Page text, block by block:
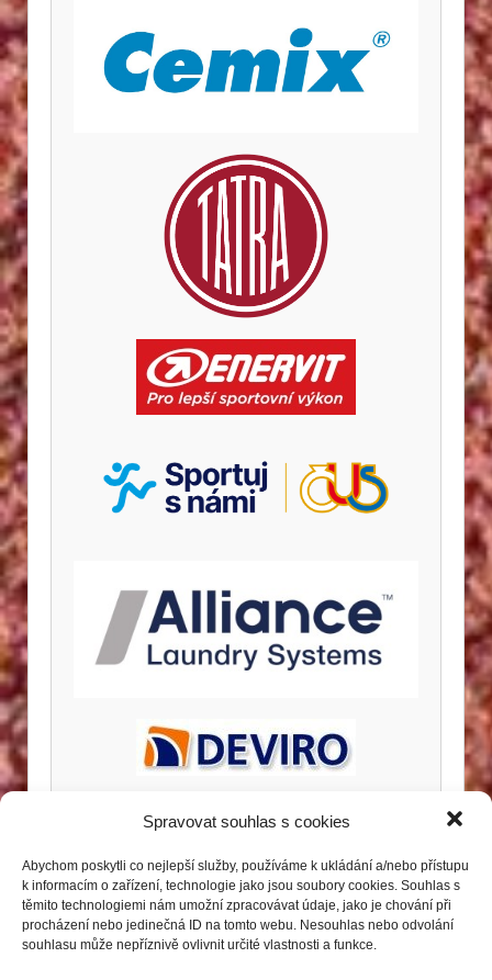
Spravovat souhlas s cookies
Abychom poskytli co nejlepší služby, používáme k ukládání a/nebo přístupu
k informacím o zařízení, technologie jako jsou soubory cookies. Souhlas s
těmito technologiemi nám umožní zpracovávat údaje, jako je chování při
procházení nebo jedinečná ID na tomto webu. Nesouhlas nebo odvolání
souhlasu může nepříznivě ovlivnit určité vlastnosti a funkce.